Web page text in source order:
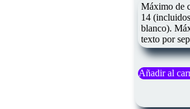
Máximo de
14
blanco).
texto por
Añadir al